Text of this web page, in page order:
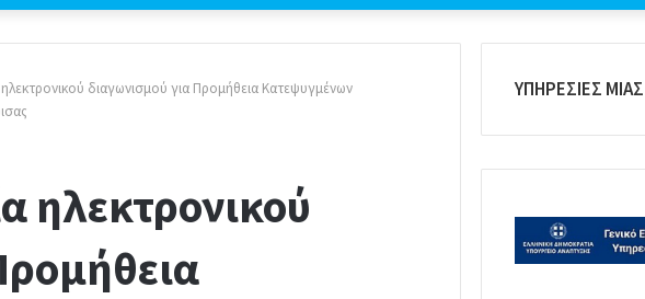
ηλεκτρονικού διαγωνισμού για Προμήθεια Κατεψυγμένων
ηλεκτρονικού
ΥΠΗΡΕΣΙΕΣ